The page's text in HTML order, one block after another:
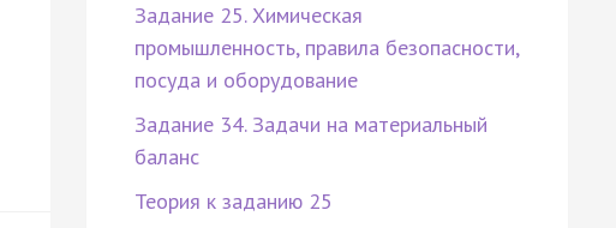
Задание 25. Химическая
промышленность, правила безопасности,
посуда и оборудование
Задание 34. Задачи на материальный
баланс
Теория к заданию 25